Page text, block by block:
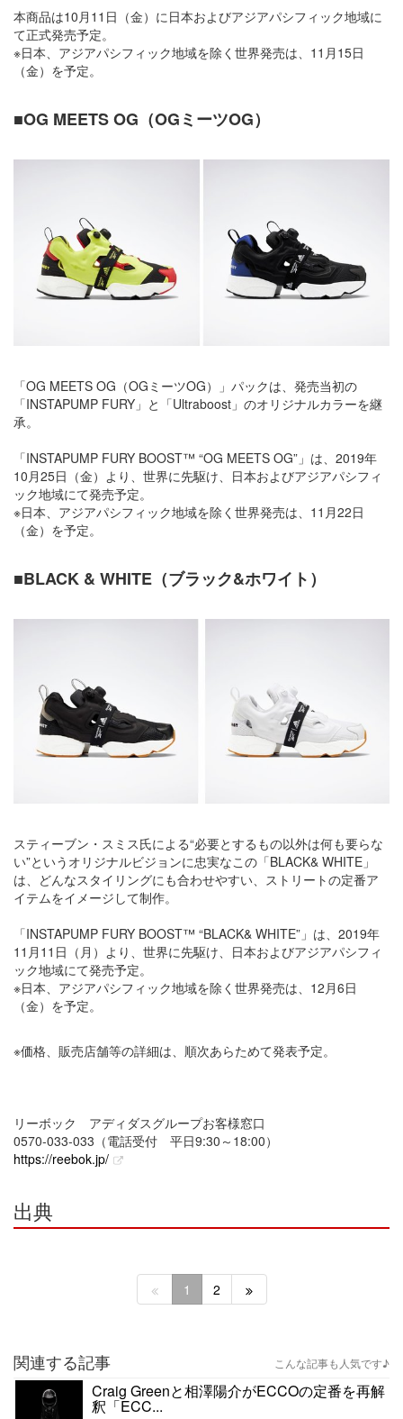
本商品は10月11日（金）に日本およびアジアパシフィック地域に
て正式発売予定。
※日本、アジアパシフィック地域を除く世界発売は、11月15日
（金）を予定。
■OG MEETS OG（OGミーツOG）
「OG MEETS OG（OGミーツOG）」パックは、発売当初の
「INSTAPUMP FURY」と「Ultraboost」のオリジナルカラーを継
承。
「INSTAPUMP FURY BOOST™ “OG MEETS OG”」は、2019年
10月25日（金）より、世界に先駆け、日本およびアジアパシフィ
ック地域にて発売予定。
※日本、アジアパシフィック地域を除く世界発売は、11月22日
（金）を予定。
■BLACK & WHITE（ブラック&ホワイト）
スティーブン・スミス氏による“必要とするもの以外は何も要らな
い”というオリジナルビジョンに忠実なこの「BLACK& WHITE」
は、どんなスタイリングにも合わせやすい、ストリートの定番ア
イテムをイメージして制作。
「INSTAPUMP FURY BOOST™ “BLACK& WHITE”」は、2019年
11月11日（月）より、世界に先駆け、日本およびアジアパシフィ
ック地域にて発売予定。
※日本、アジアパシフィック地域を除く世界発売は、12月6日
（金）を予定。
※価格、販売店舗等の詳細は、順次あらためて発表予定。
リーボック アディダスグループお客様窓口
0570-033-033（電話受付 平日9:30～18:00）
https://reebok.jp/
出典
1 2
関連する記事 こんな記事も人気です♪
Craig Greenと相澤陽介がECCOの定番を再解
釈「ECC...